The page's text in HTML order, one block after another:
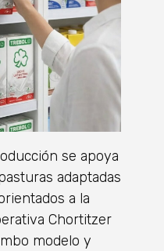
se apoya
adaptadas
a la
Chortitzer
modelo y